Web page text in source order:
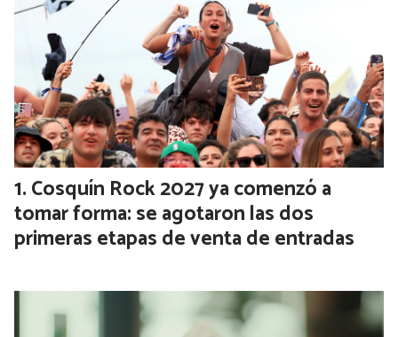
La estructura articula a la diáspora y a redes de empresarios,
académicos y asociaciones para canalizar recursos, difundir
mensajes y presionar a dirigentes en países anfitriones
mediante contactos comunitarios
Lo más visto